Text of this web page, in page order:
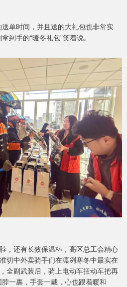
单时间，并且送的大礼包也非常实
到手的“暖冬礼包”笑着说。
，还有长效保温杯，高区总工会精心
切中外卖骑手们在凛冽寒冬中最实在
全副武装后，骑上电动车扭动车把再
一裹，手套一戴，心也跟着暖和